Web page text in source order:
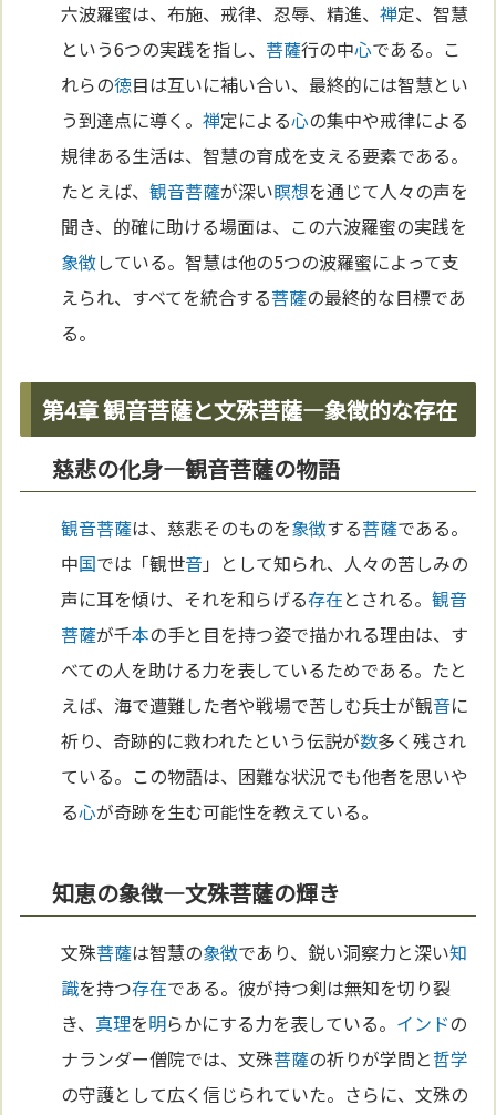
六波羅蜜は、布施、戒律、忍辱、精進、禅定、智慧
という6つの実践を指し、菩薩行の中心である。こ
れらの徳目は互いに補い合い、最終的には智慧とい
う到達点に導く。禅定による心の集中や戒律による
規律ある生活は、智慧の育成を支える要素である。
たとえば、観音菩薩が深い瞑想を通じて人々の声を
聞き、的確に助ける場面は、この六波羅蜜の実践を
象徴している。智慧は他の5つの波羅蜜によって支
えられ、すべてを統合する菩薩の最終的な目標であ
る。
第4章 観音菩薩と文殊菩薩—象徴的な存在
慈悲の化身—観音菩薩の物語
観音菩薩は、慈悲そのものを象徴する菩薩である。
中国では「観世音」として知られ、人々の苦しみの
声に耳を傾け、それを和らげる存在とされる。観音
菩薩が千本の手と目を持つ姿で描かれる理由は、す
べての人を助ける力を表しているためである。たと
えば、海で遭難した者や戦場で苦しむ兵士が観音に
祈り、奇跡的に救われたという伝説が数多く残され
ている。この物語は、困難な状況でも他者を思いや
る心が奇跡を生む可能性を教えている。
知恵の象徴—文殊菩薩の輝き
文殊菩薩は智慧の象徴であり、鋭い洞察力と深い知
識を持つ存在である。彼が持つ剣は無知を切り裂
き、 真理を明らかにする力を表している。 インドの
ナランダー僧院では、文殊菩薩の祈りが学問と哲学
の守護として広く信じられていた。さらに、文殊の